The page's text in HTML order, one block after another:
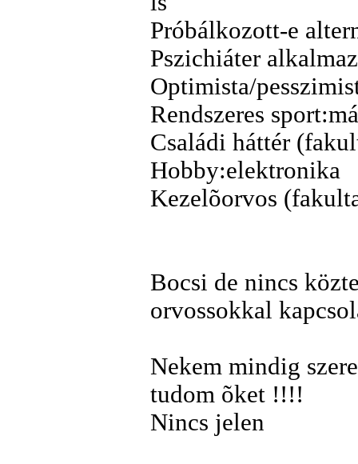
Próbálkozott-e
Pszichiáter
Optimista/
Rendszeres
Családi háttér
Hobby:elektronika
Kezelõorvos
Bocsi de nincs
orvossokkal
Nekem mindig
tudom õket !!!!
Nincs jelen